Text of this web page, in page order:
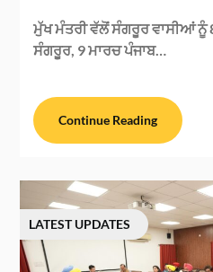
ਮੁੱਖ ਮੰਤਰੀ ਵੱਲੋਂ ਸੰਗਰੂਰ ਵਾਸੀਆਂ ਨੂੰ
ਸੰਗਰੂਰ, 9 ਮਾਰਚ ਪੰਜਾਬ…
Continue Reading
LATEST UPDATES